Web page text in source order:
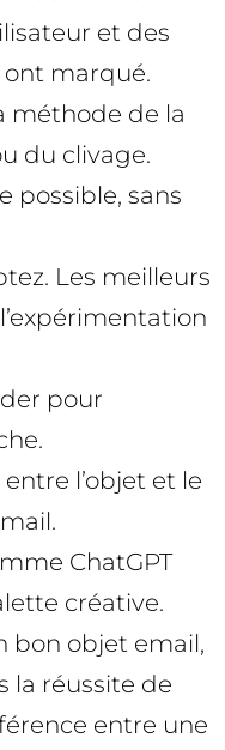
et des
marqué.
méthode de la
du clivage.
possible, sans
Les meilleurs
pour
l’objet et le
ChatGPT
créative.
bon objet email,
la réussite de
entre une